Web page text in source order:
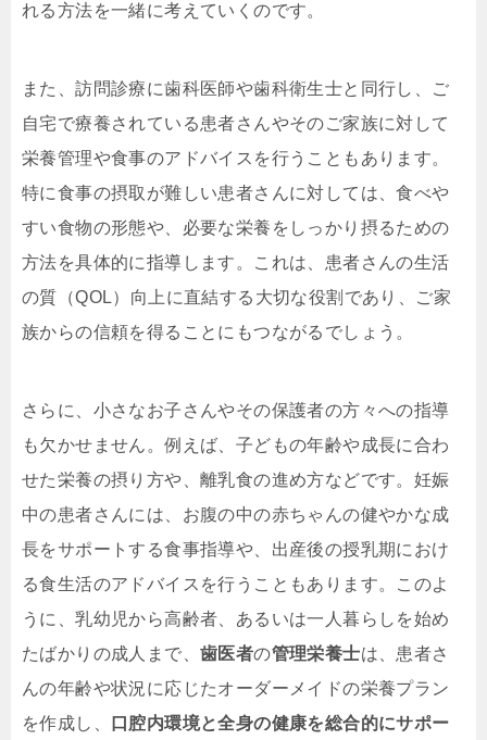
れる方法を一緒に考えていくのです。
また、訪問診療に歯科医師や歯科衛生士と同行し、ご
自宅で療養されている患者さんやそのご家族に対して
栄養管理や食事のアドバイスを行うこともあります。
特に食事の摂取が難しい患者さんに対しては、食べや
すい食物の形態や、必要な栄養をしっかり摂るための
方法を具体的に指導します。これは、患者さんの生活
の質（QOL）向上に直結する大切な役割であり、ご家
族からの信頼を得ることにもつながるでしょう。
さらに、小さなお子さんやその保護者の方々への指導
も欠かせません。例えば、子どもの年齢や成長に合わ
せた栄養の摂り方や、離乳食の進め方などです。妊娠
中の患者さんには、お腹の中の赤ちゃんの健やかな成
長をサポートする食事指導や、出産後の授乳期におけ
る食生活のアドバイスを行うこともあります。このよ
うに、乳幼児から高齢者、あるいは一人暮らしを始め
たばかりの成人まで、 歯医者の管理栄養士は、患者さ
んの年齢や状況に応じたオーダーメイドの栄養プラン
を作成し、
口腔内環境と全身の健康を総合的にサポー